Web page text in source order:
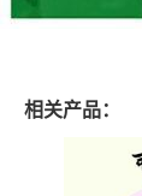
相关产品：